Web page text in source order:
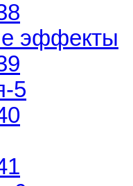
эффекты
5